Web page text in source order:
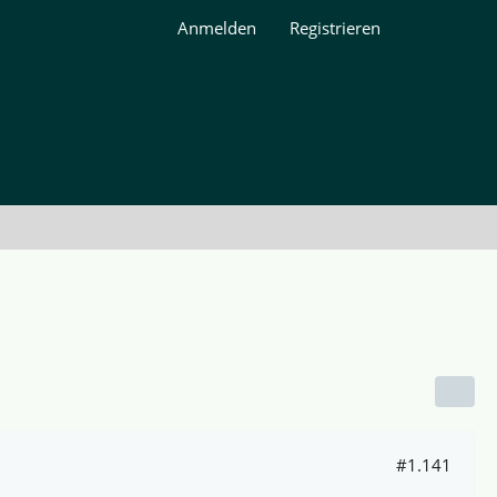
Anmelden Registrieren
#1.141